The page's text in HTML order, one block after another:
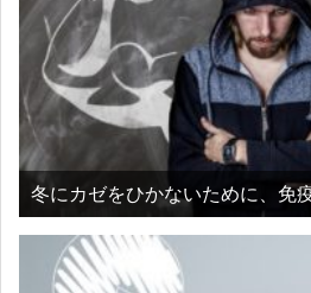
冬にカゼをひかないために、免